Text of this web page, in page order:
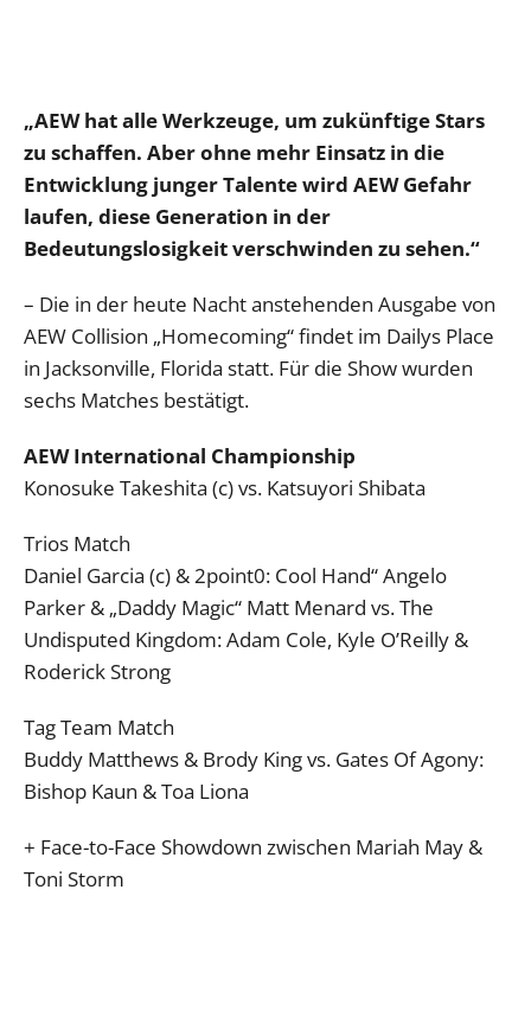
„AEW hat alle Werkzeuge, um zukünftige Stars
zu schaffen. Aber ohne mehr Einsatz in die
Entwicklung junger Talente wird AEW Gefahr
laufen, diese Generation in der
Bedeutungslosigkeit verschwinden zu sehen.“
– Die in der heute Nacht anstehenden Ausgabe von
AEW Collision „Homecoming“ findet im Dailys Place
in Jacksonville, Florida statt. Für die Show wurden
sechs Matches bestätigt.
AEW International Championship
Konosuke Takeshita (c) vs. Katsuyori Shibata
Trios Match
Daniel Garcia (c) & 2point0: Cool Hand“ Angelo
Parker & „Daddy Magic“ Matt Menard vs. The
Undisputed Kingdom: Adam Cole, Kyle O’Reilly &
Roderick Strong
Tag Team Match
Buddy Matthews & Brody King vs. Gates Of Agony:
Bishop Kaun & Toa Liona
+ Face-to-Face Showdown zwischen Mariah May &
Toni Storm